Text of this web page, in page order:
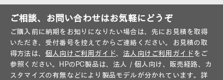
ご相談、お問い合わせはお気軽にどうぞ
ご購入前に納期をお知りになりたい場合は、先にお見積を取得
いただき、受付番号を控えてからご連絡ください。お見積の取
得方法は、 個人向けご利用ガイド、 法人向けご利用ガイドをご
参照ください。HPのPC製品は、法人／個人向け、販売経路、カ
スタマイズの有無などにより製品モデルが分かれています。詳